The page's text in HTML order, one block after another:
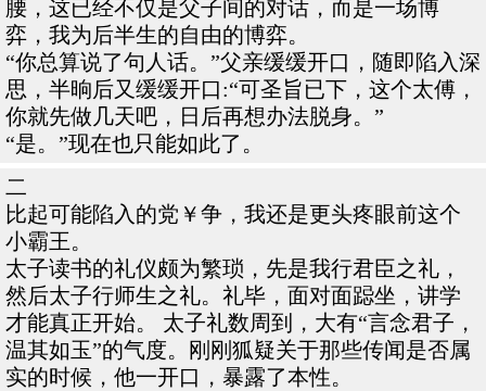
腰，这已经不仅是父子间的对话，而是一场博
弈，我为后半生的自由的博弈。
“你总算说了句人话。”父亲缓缓开口，随即陷入深
思，半晌后又缓缓开口:“可圣旨已下，这个太傅，
你就先做几天吧，日后再想办法脱身。”
“是。”现在也只能如此了。
二
比起可能陷入的党￥争，我还是更头疼眼前这个
小霸王。
太子读书的礼仪颇为繁琐，先是我行君臣之礼，
然后太子行师生之礼。礼毕，面对面跽坐，讲学
才能真正开始。 太子礼数周到，大有“言念君子，
温其如玉”的气度。刚刚狐疑关于那些传闻是否属
实的时候，他一开口，暴露了本性。